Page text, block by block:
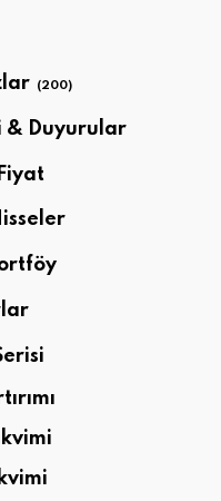
(200)
& Duyurular